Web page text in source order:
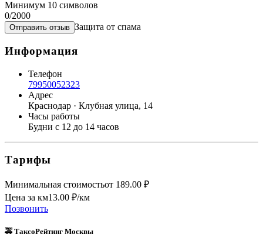
Минимум 10 символов
0/2000
Отправить отзыв Защита от спама
Информация
Телефон
79950052323
Адрес
Краснодар · Клубная улица, 14
Часы работы
Будни с 12 до 14 часов
Тарифы
Минимальная стоимостьот 189.00 ₽
Цена за км13.00 ₽/км
Позвонить
🚕 ТаксоРейтинг Москвы